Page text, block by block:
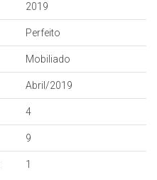
2019
Perfeito
Mobiliado
Abril/2019
4
9
1